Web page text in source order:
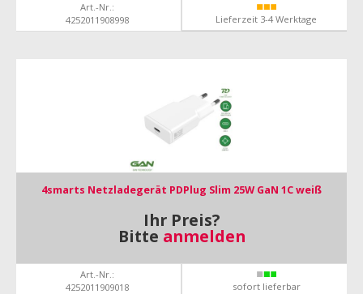
Art.-Nr.:
4252011908998
Lieferzeit 3-4 Werktage
4smarts Netzladegerät PDPlug Slim 25W GaN 1C weiß
Ihr Preis?
Bitte anmelden
Art.-Nr.:
4252011909018
sofort lieferbar